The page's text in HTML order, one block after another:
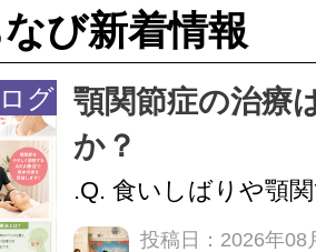
び新着情報
グ
顎関節症の治療
か？
.Q. 食いしばりや顎
らえますか？A. はい
投稿日：2026年08